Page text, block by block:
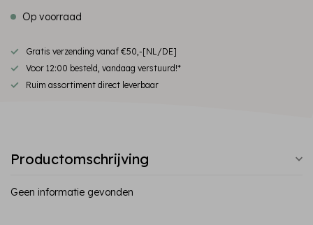
Op voorraad
Gratis verzending vanaf €50,-[NL/DE]
Voor 12:00 besteld, vandaag verstuurd!*
Ruim assortiment direct leverbaar
Productomschrijving
Geen informatie gevonden